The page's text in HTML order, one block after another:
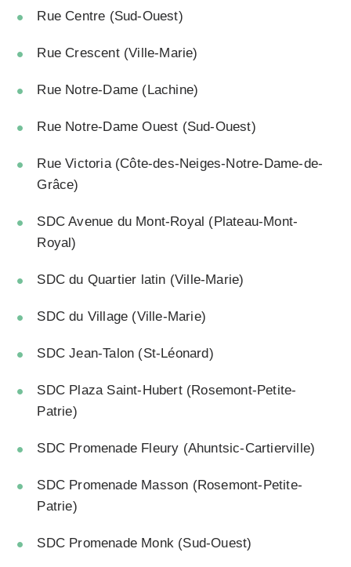
Rue Centre (Sud-Ouest)
Rue Crescent (Ville-Marie)
Rue Notre-Dame (Lachine)
Rue Notre-Dame Ouest (Sud-Ouest)
Rue Victoria (Côte-des-Neiges-Notre-Dame-de-
Grâce)
SDC Avenue du Mont-Royal (Plateau-Mont-
Royal)
SDC du Quartier latin (Ville-Marie)
SDC du Village (Ville-Marie)
SDC Jean-Talon (St-Léonard)
SDC Plaza Saint-Hubert (Rosemont-Petite-
Patrie)
SDC Promenade Fleury (Ahuntsic-Cartierville)
SDC Promenade Masson (Rosemont-Petite-
Patrie)
SDC Promenade Monk (Sud-Ouest)